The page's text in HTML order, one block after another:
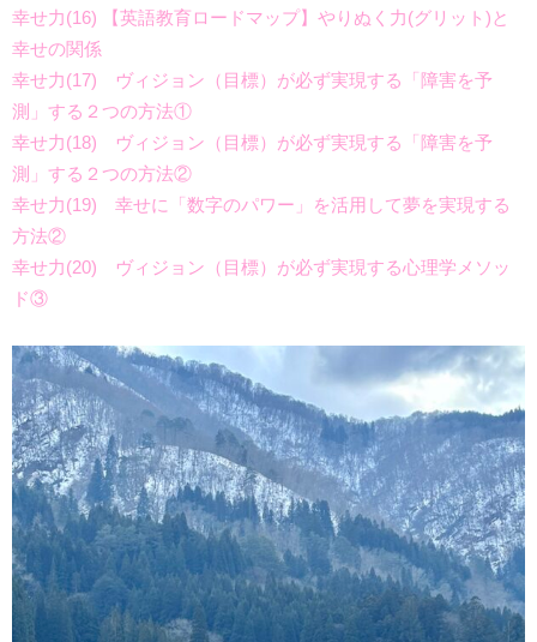
幸せ力(16) 【英語教育ロードマップ】やりぬく力(グリット)と
幸せの関係
幸せ力(17) ヴィジョン（目標）が必ず実現する「障害を予
測」する２つの方法①
幸せ力(18) ヴィジョン（目標）が必ず実現する「障害を予
測」する２つの方法②
幸せ力(19) 幸せに「数字のパワー」を活用して夢を実現する
方法②
幸せ力(20) ヴィジョン（目標）が必ず実現する心理学メソッ
ド③